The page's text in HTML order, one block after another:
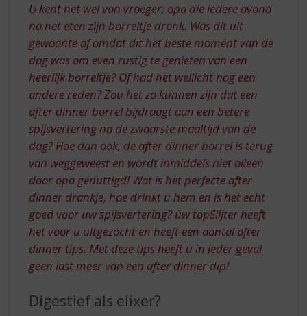
U kent het wel van vroeger; opa die iedere avond
na het eten zijn borreltje dronk. Was dit uit
gewoonte of omdat dit het beste moment van de
dag was om even rustig te genieten van een
heerlijk borreltje? Of had het wellicht nog een
andere reden? Zou het zo kunnen zijn dat een
after dinner borrel bijdraagt aan een betere
spijsvertering na de zwaarste maaltijd van de
dag? Hoe dan ook, de after dinner borrel is terug
van weggeweest en wordt inmiddels niet alleen
door opa genuttigd! Wat is het perfecte after
dinner drankje, hoe drinkt u hem en is het echt
goed voor uw spijsvertering? úw topSlijter heeft
het voor u uitgezocht en heeft een aantal after
dinner tips. Met deze tips heeft u in ieder geval
geen last meer van een after dinner dip!
Digestief als elixer?